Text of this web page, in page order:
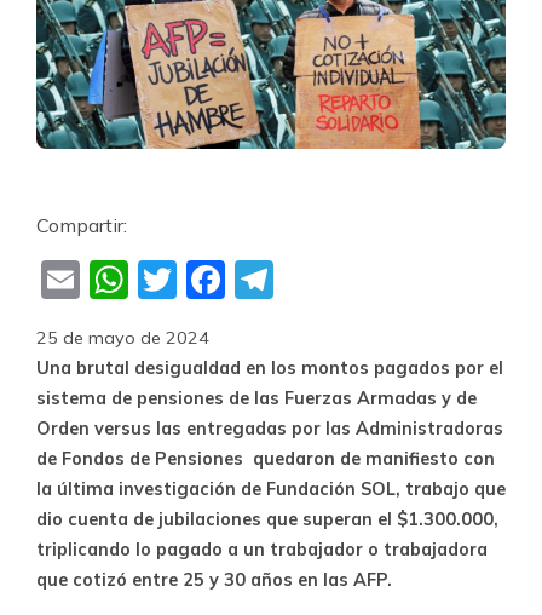
Compartir:
EmailWhatsApp
TwitterFacebook
25 de mayo de 2024
Una brutal desigualdad en los montos pagados por el
sistema de pensiones de las Fuerzas Armadas y de
Orden versus las entregadas por las Administradoras
de Fondos de Pensiones quedaron de manifiesto con
la última investigación de Fundación SOL, trabajo que
dio cuenta de jubilaciones que superan el $1.300.000,
triplicando lo pagado a un trabajador o trabajadora
que cotizó entre 25 y 30 años en las AFP.